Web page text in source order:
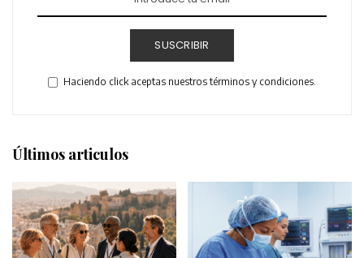
SUSCRIBIR
Haciendo click aceptas nuestros términos y condiciones.
Últimos articulos